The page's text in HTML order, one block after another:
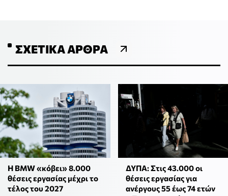
ΣΧΕΤΙΚΆ ΆΡΘΡΑ
H ΒMW «κόβει» 8.000
θέσεις εργασίας μέχρι το
τέλος του 2027
ΔΥΠΑ: Στις 43.000 οι
θέσεις εργασίας για
ανέργους 55 έως 74 ετών